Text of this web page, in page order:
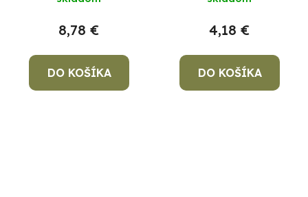
8,78 €
DO KOŠÍKA
4,18 €
DO KOŠÍKA